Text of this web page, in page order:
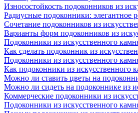
Износостойкость подоконников из
Радиусные подоконники: элегантное
Сочетание подоконников из
Варианты форм подоконников из
Подоконники из искусственного
Как сделать подоконник из
Подоконники из искусственного
Как подоконники из искусственного
Можно ли ставить цветы на
Можно ли сидеть на подоконнике из
Коммерческие подоконники из
Подоконники из искусственного